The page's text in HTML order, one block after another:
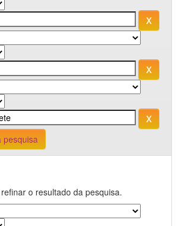
pesquisa
o resultado da pesquisa.